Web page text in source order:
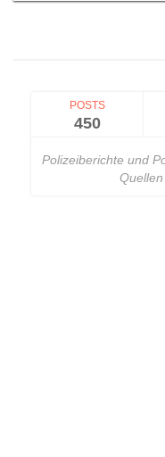
POSTS
450
Polizeiberichte und